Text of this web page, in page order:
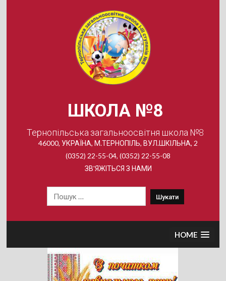
ШКОЛА №8
Тернопільська загальноосвітня школа №8
46000, УКРАЇНА, М.ТЕРНОПІЛЬ, ВУЛ.ШКІЛЬНА, 2
(0352) 22-55-04, (0352) 22-55-08
ЗВ'ЯЖІТЬСЯ З НАМИ
HOME